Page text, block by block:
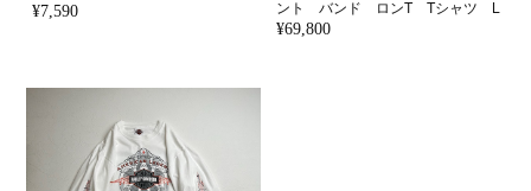
¥7,590
ント バンド ロンT Tシャツ L
¥69,800